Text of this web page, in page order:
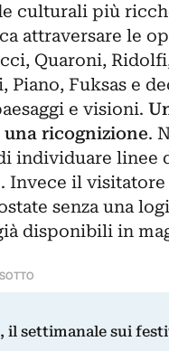
culturali più
attraversare le
Quaroni,
, Piano, Fuksase
e visioni.
ricognizione.
individuare
Invece il
senza una
disponibili in
il settimanale sui